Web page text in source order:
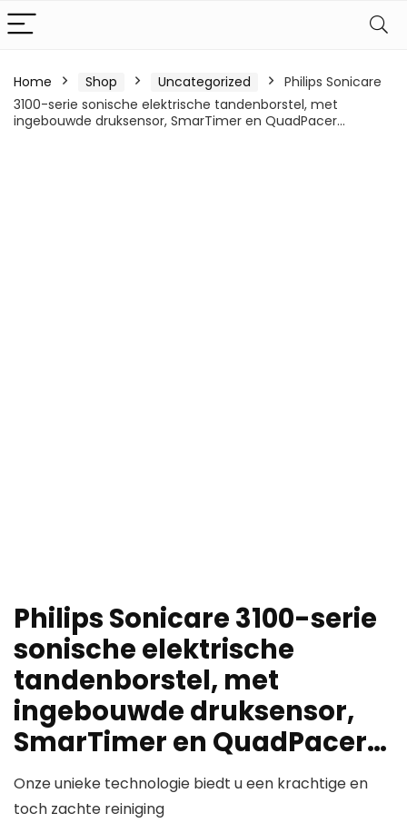
Home Shop Uncategorized
Philips Sonicare
3100-serie sonische elektrische tandenborstel, met
ingebouwde druksensor, SmarTimer en QuadPacer…
Philips Sonicare 3100-serie
sonische elektrische
tandenborstel, met
ingebouwde druksensor,
SmarTimer en QuadPacer…
Onze unieke technologie biedt u een krachtige en
toch zachte reiniging